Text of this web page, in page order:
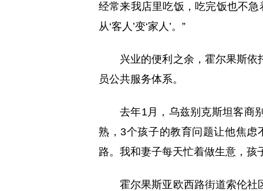
经常来我店里吃饭，吃完饭也不
从‘客人’变‘家人’。”
兴业的便利之余，霍尔果斯
员公共服务体系。
去年1月，乌兹别克斯坦客商
熟，3个孩子的教育问题让他焦虑
路。我和妻子每天忙着做生意，孩
霍尔果斯亚欧西路街道索伦